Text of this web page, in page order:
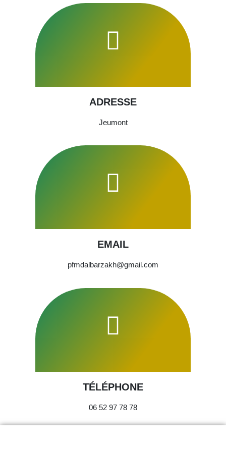
ADRESSE
Jeumont
EMAIL
pfmdalbarzakh@gmail.com
TÉLÉPHONE
06 52 97 78 78